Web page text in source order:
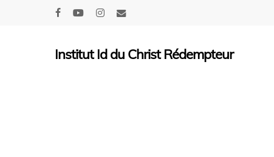
Institut Id du Christ Rédempteur